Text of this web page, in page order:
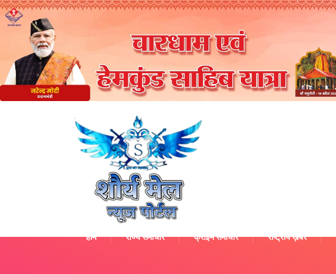
होम राज्य समाचार क्राइम समाचार राष्ट्रीय ख़बरें